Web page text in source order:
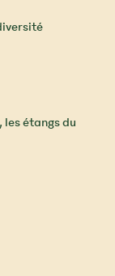
les étangs du